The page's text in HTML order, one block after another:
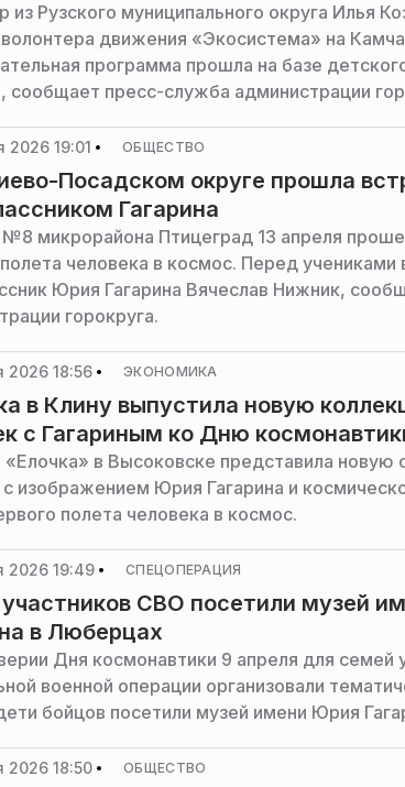
из Рузского муниципального округа Илья
движения «Экосистема» на
программа прошла на базе
сообщает пресс-служба администрации
2026 19:01 ОБЩЕСТВО
Посадском округе прошла
Гагарина
микрорайона Птицеград 13 апреля
человека в космос. Перед учениками
Юрия Гагарина Вячеслав Нижник,
горокруга.
2026 18:56 ЭКОНОМИКА
в Клину выпустила новую
с Гагариным ко Дню
в Высоковске представила новую
изображением Юрия Гагарина и
полета человека в космос.
2026 19:49 СПЕЦОПЕРАЦИЯ
СВО посетили музей
в Люберцах
Дня космонавтики 9 апреля для семей
военной операции организовали
бойцов посетили музей имени Юрия
2026 18:50 ОБЩЕСТВО